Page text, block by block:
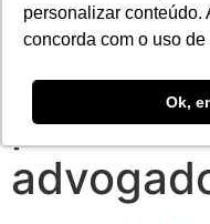
personalizar conteúdo.
concorda com o uso de
Ok,
9-